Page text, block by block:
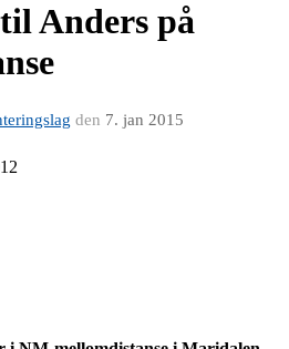
Anders på
den 7. jan 2015